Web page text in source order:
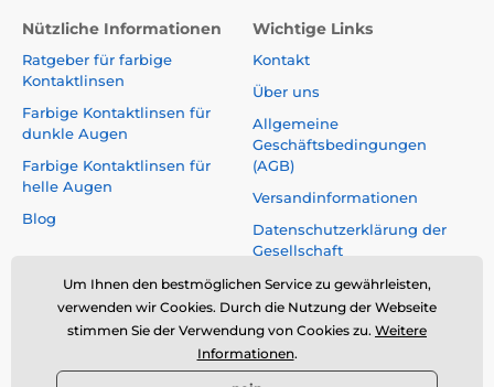
Nützliche Informationen
Ratgeber für farbige
Kontaktlinsen
Farbige Kontaktlinsen für
dunkle Augen
Farbige Kontaktlinsen für
helle Augen
Blog
Wichtige Links
Kontakt
Über uns
Allgemeine
Geschäftsbedingungen
(AGB)
Versandinformationen
Datenschutzerklärung der
Gesellschaft
Reklamationen und Rücktritt
vom Vertrag
Sicherheit und Qualität ohne
Kompromisse
Um Ihnen den bestmöglichen Service zu gewährleisten,
verwenden wir Cookies. Durch die Nutzung der Webseite
stimmen Sie der Verwendung von Cookies zu. Weitere
Informationen.